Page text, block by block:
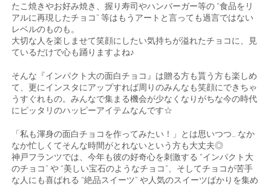
たこ焼きやお好み焼き、握り寿司やハンバーガー等の “食品をリ
アルに再現したチョコ” 等はもうアートと言っても過言ではない
レベルのものも。
大切な人を楽しませて笑顔にしたい気持ちが溢れたチョコに、見
ているだけで心も踊りますよね♪
そんな『インパクト大の面白チョコ』は贈る方も貰う方も楽しめ
て、更にインスタにアップすれば周りのみんなも笑顔にできちゃ
うすぐれもの。みんなで集まる機会が少なくなりがちな今の時代
にピッタリのハッピーアイテムなんです☆
「私も渾身の面白チョコを作ってみたい！」とは思いつつ… なか
なか忙しくてそんな時間がとれないという方も大丈夫◎
神戸フランツでは、今年も彼の好奇心を刺激する “インパクト大
のチョコ” や “美しい宝石のようなチョコ”、そしてチョコが苦手
な人にも喜ばれる “絶品スイーツ” や人気のスイーツばかりを集め